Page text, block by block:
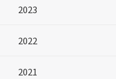
2023
2022
2021